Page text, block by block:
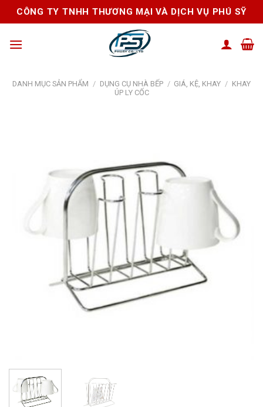
Skip
to
CÔNG TY TNHH THƯƠNG MẠI VÀ DỊCH VỤ PHÚ SỸ
DANH MỤC SẢN PHẨM / DỤNG CỤ NHÀ BẾP / GIÁ, KỆ, KHAY / KHAY
ÚP LY CỐC